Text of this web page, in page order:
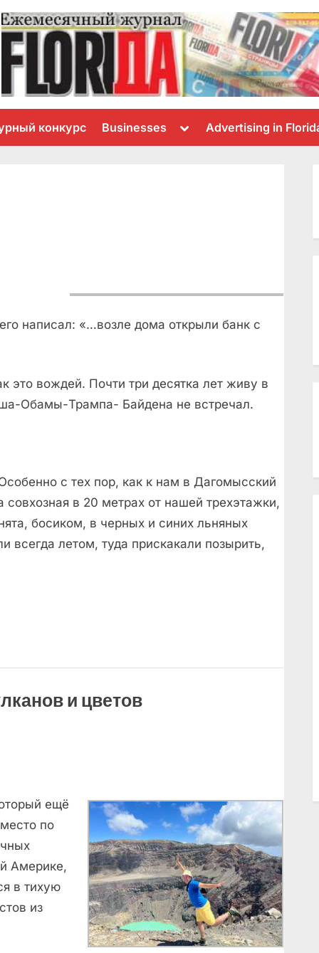
конкурс Businesses
Toggle
menu
Advertising in
написал: «…возле дома открыли банк с
это вождей. Почти три десятка лет живу в
Обамы-Трампа- Байдена не встречал.
с тех пор, как к нам в Дагомысский
в 20 метрах от нашей трехэтажки,
босиком, в черных и синих льняных
всегда летом, туда прискакали позырить,
и цветов
ещё
по
Америке,
в тихую
из